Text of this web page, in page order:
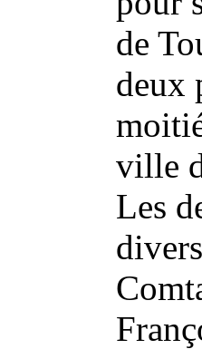
de
deux
ville
Les